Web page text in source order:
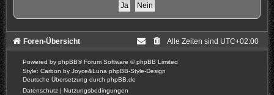
Foren-Übersicht Alle Zeiten sind UTC+02:00
Powered by phpBB® Forum Software © phpBB Limited
Style: Carbon by Joyce&Luna phpBB-Style-Design
Deutsche Übersetzung durch phpBB.de
Datenschutz | Nutzungsbedingungen